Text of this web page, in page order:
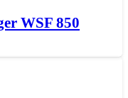
WSF 850